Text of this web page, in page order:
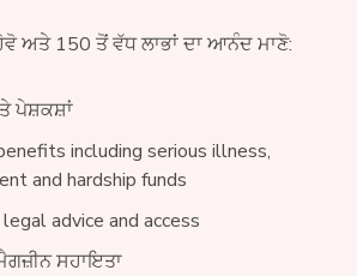
ਅਤੇ 150 ਤੋਂ ਵੱਧ ਲਾਭਾਂ ਦਾ ਆਨੰਦ ਮਾਣੋ:
ਪੇਸ਼ਕਸ਼ਾਂ
including serious illness,
and hardship funds
advice and access
ਸਹਾਇਤਾ